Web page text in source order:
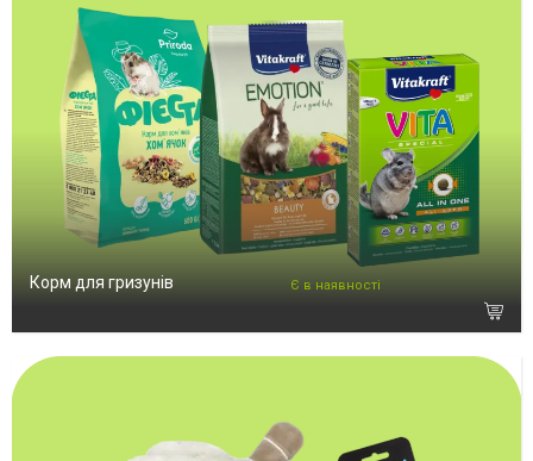
Корм для гризунів Є в наявності